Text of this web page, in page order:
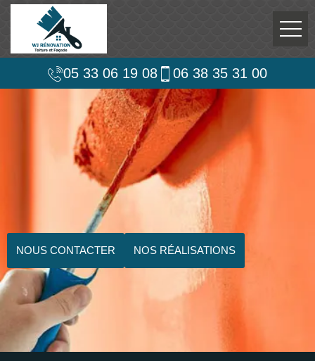
05 33 06 19 08 06 38 35 31 00
NOUS CONTACTER NOS RÉALISATIONS